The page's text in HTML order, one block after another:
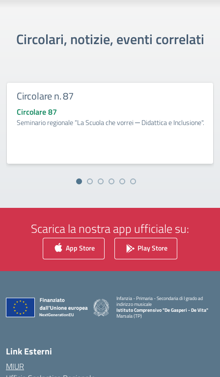
Circolari, notizie, eventi correlati
Circolare n. 87
Circolare 87
Seminario regionale “La Scuola che vorrei ─ Didattica e Inclusione".
Scarica la nostra app ufficiale su:
App Store Play Store
Infanzia - Primaria - Secondaria di I grado ad
indirizzo musicale
Istituto Comprensivo "De Gasperi - De Vita"
Marsala (TP)
Link Esterni
MIUR